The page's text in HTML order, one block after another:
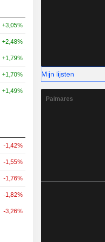
+3,05%
+2,48%
+1,79%
+1,70%
+1,49%
-1,42%
-1,55%
-1,76%
-1,82%
-3,26%
Mijn lijsten
Palmares